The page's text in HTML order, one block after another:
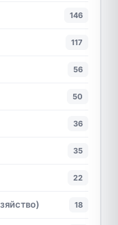
146
117
56
50
36
35
22
18